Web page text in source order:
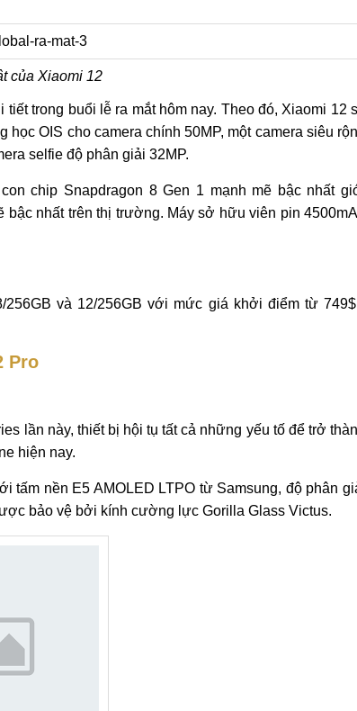
của Xiaomi 12
trong buổi lễ ra mắt hôm nay. Theo đó, Xiaomi 12
OIS cho camera chính 50MP, một camera siêu
selfie độ phân giải 32MP.
chip Snapdragon 8 Gen 1 mạnh mẽ bậc nhất
nhất trên thị trường. Máy sở hữu viên pin
và 12/256GB với mức giá khởi điểm từ
Pro
lần này, thiết bị hội tụ tất cả những yếu tố để trở
hiện nay.
tấm nền E5 AMOLED LTPO từ Samsung, độ phân
bảo vệ bởi kính cường lực Gorilla Glass Victus.